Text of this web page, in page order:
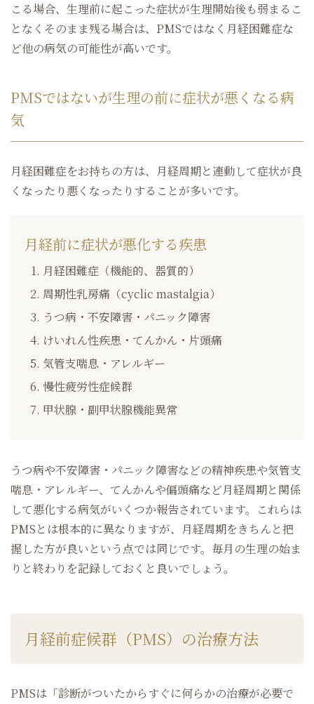
こる場合、生理前に起こった症状が生理開始後も弱まるこ
となくそのまま残る場合は、PMSではなく月経困難症な
ど他の病気の可能性が高いです。
PMSではないが生理の前に症状が悪くなる病
気
月経困難症をお持ちの方は、月経周期と連動して症状が良
くなったり悪くなったりすることが多いです。
月経前に症状が悪化する疾患
月経困難症（機能的、器質的）
周期性乳房痛（cyclic mastalgia）
うつ病・不安障害・パニック障害
けいれん性疾患・てんかん・片頭痛
気管支喘息・アレルギー
慢性疲労性症候群
甲状腺・副甲状腺機能異常
うつ病や不安障害・パニック障害などの精神疾患や気管支
喘息・アレルギー、てんかんや偏頭痛など月経周期と関係
して悪化する病気がいくつか報告されています。これらは
PMSとは根本的に異なりますが、月経周期をきちんと把
握した方が良いという点では同じです。毎月の生理の始ま
りと終わりを記録しておくと良いでしょう。
月経前症候群（PMS）の治療方法
PMSは「診断がついたからすぐに何らかの治療が必要で